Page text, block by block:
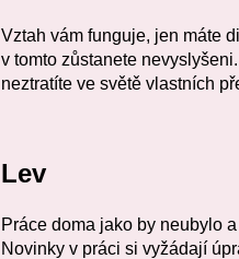
Vztah vám funguje, jen máte
v tomto zůstanete
neztratíte ve světě vlastních
Lev
Práce doma jako by neubylo
Novinky v práci si vyžádají